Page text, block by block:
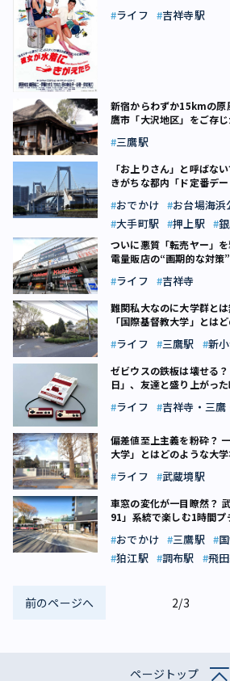
ライフ 吉祥寺駅
新宿からわずか15kmの原
鷹市「大沢地区」をご存
三鷹駅
「お上りさん」と呼ばな
きがちな都内「ド定番デ
おでかけ お台場海浜
大手町駅
押上駅
ついに悪質「転売ヤー」
電量販店の“画期的な対策
ライフ 吉祥寺
難関私大なのに大学群と
「国際基督教大学」とは
ライフ 三鷹駅 新
ゼビウスの鉄板は壊せる
日」、友達と盛り上がっ
ライフ 吉祥寺・三鷹
偏差値至上主義を粉砕？
大学」とはどのような大
ライフ 武蔵境駅
車窓の変化が一目瞭然？
91」系統で楽しむ1時間プ
おでかけ 三鷹駅
狛江駅
調布駅 飛
前のページへ 2/3
ページトップ